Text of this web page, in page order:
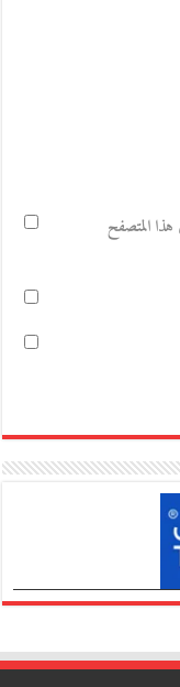
هذا المتصفح